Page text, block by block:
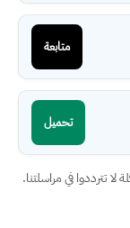
متابعة
تحميل
تترددوا في مراسلتنا.